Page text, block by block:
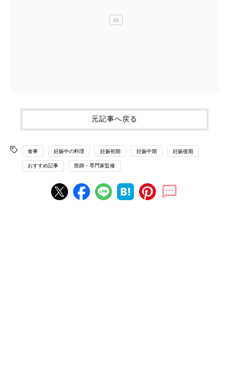
元記事へ戻る
食事 妊娠中の料理 妊娠初期 妊娠中期 妊娠後期
おすすめ記事 医師・専門家監修